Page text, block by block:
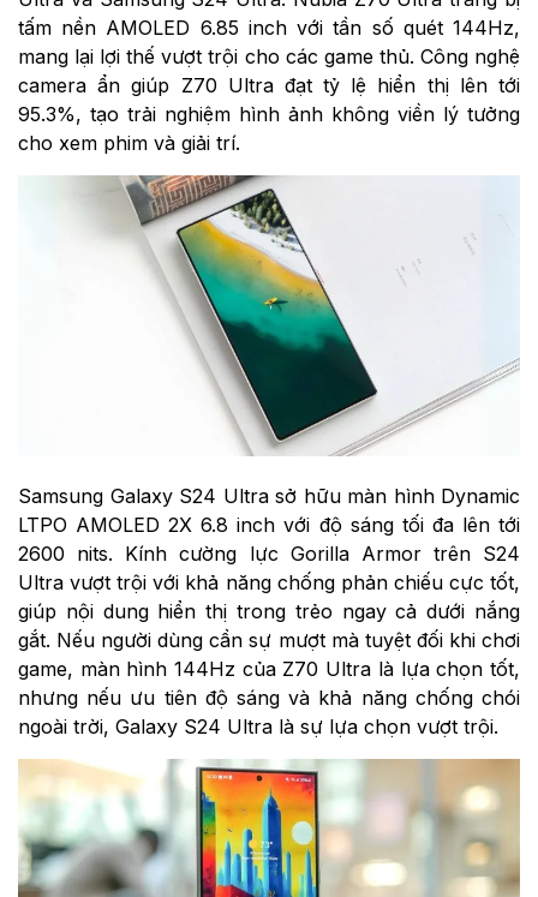
tấm nền AMOLED 6.85 inch với tần số quét 144Hz,
mang lại lợi thế vượt trội cho các game thủ. Công nghệ
camera ẩn giúp Z70 Ultra đạt tỷ lệ hiển thị lên tới
95.3%, tạo trải nghiệm hình ảnh không viền lý tưởng
cho xem phim và giải trí.
Samsung Galaxy S24 Ultra sở hữu màn hình Dynamic
LTPO AMOLED 2X 6.8 inch với độ sáng tối đa lên tới
2600 nits. Kính cường lực Gorilla Armor trên S24
Ultra vượt trội với khả năng chống phản chiếu cực tốt,
giúp nội dung hiển thị trong trẻo ngay cả dưới nắng
gắt. Nếu người dùng cần sự mượt mà tuyệt đối khi chơi
game, màn hình 144Hz của Z70 Ultra là lựa chọn tốt,
nhưng nếu ưu tiên độ sáng và khả năng chống chói
ngoài trời, Galaxy S24 Ultra là sự lựa chọn vượt trội.